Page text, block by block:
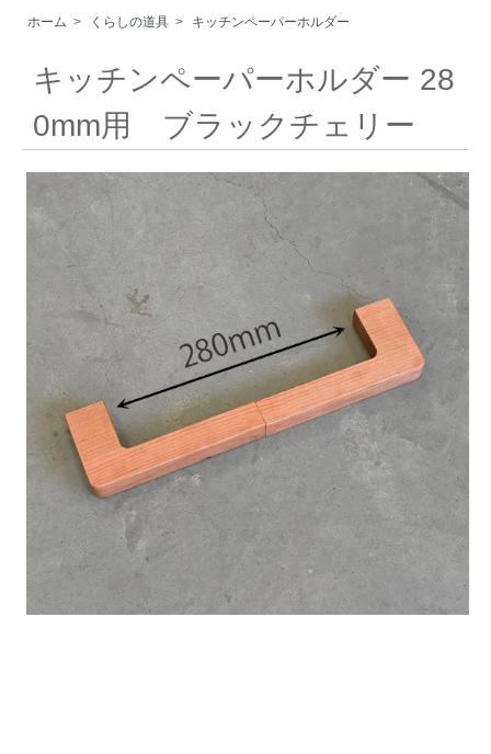
ホーム > くらしの道具 > キッチンペーパーホルダー
キッチンペーパーホルダー 28
0mm用 ブラックチェリー